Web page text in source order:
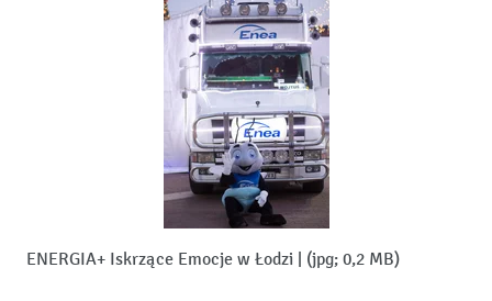
ENERGIA+ Iskrzące Emocje w Łodzi (jpg; 0,2 MB)